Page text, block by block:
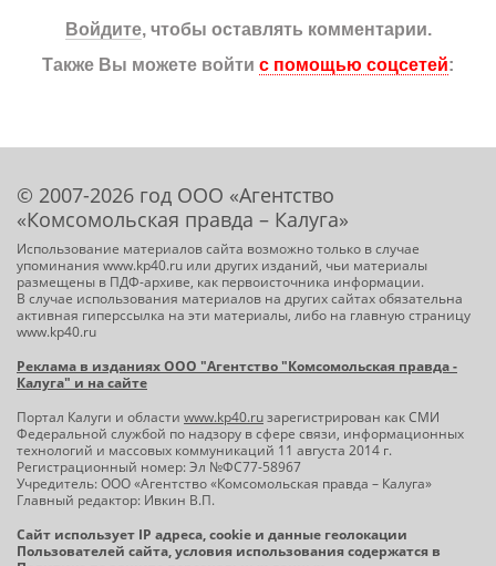
Войдите, чтобы оставлять комментарии.
Также Вы можете войти с помощью соцсетей:
© 2007-2026 год ООО «Агентство
«Комсомольская правда – Калуга»
Использование материалов сайта возможно только в случае
упоминания www.kp40.ru или других изданий, чьи материалы
размещены в ПДФ-архиве, как первоисточника информации.
В случае использования материалов на других сайтах обязательна
активная гиперссылка на эти материалы, либо на главную страницу
www.kp40.ru
Реклама в изданиях ООО "Агентство "Комсомольская правда -
Калуга" и на сайте
Портал Калуги и области www.kp40.ruзарегистрирован как СМИ
Федеральной службой по надзору в сфере связи, информационных
технологий и массовых коммуникаций 11 августа 2014 г.
Регистрационный номер: Эл №ФС77-58967
Учредитель: ООО «Агентство «Комсомольская правда – Калуга»
Главный редактор: Ивкин В.П.
Сайт использует IP адреса, cookie и данные геолокации
Пользователей сайта, условия использования содержатся в